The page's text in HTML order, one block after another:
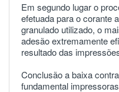
Em segundo lugar o
efetuada para o corante
granulado utilizado, o
adesão extremamente
resultado das
Conclusão a baixa
fundamental